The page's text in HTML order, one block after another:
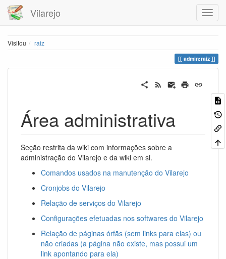
Vilarejo
Visitou raiz
admin:raiz
Área administrativa
Seção restrita da wiki com informações sobre a
administração do Vilarejo e da wiki em si.
Comandos usados na manutenção do Vilarejo
Cronjobs do Vilarejo
Relação de serviços do Vilarejo
Configurações efetuadas nos softwares do Vilarejo
Relação de páginas órfãs (sem links para elas) ou
não criadas (a página não existe, mas possui um
link apontando para ela)